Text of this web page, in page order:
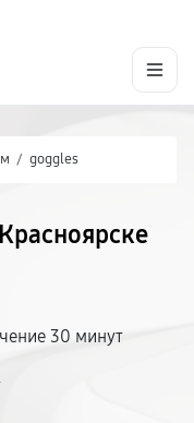
/ goggles
30 минут